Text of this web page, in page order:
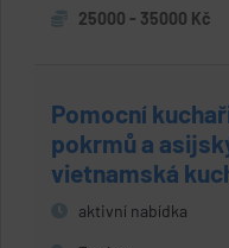
25000 - 35000 Kč
Pomocní
pokrmů a
vietnamská
aktivní nabídka